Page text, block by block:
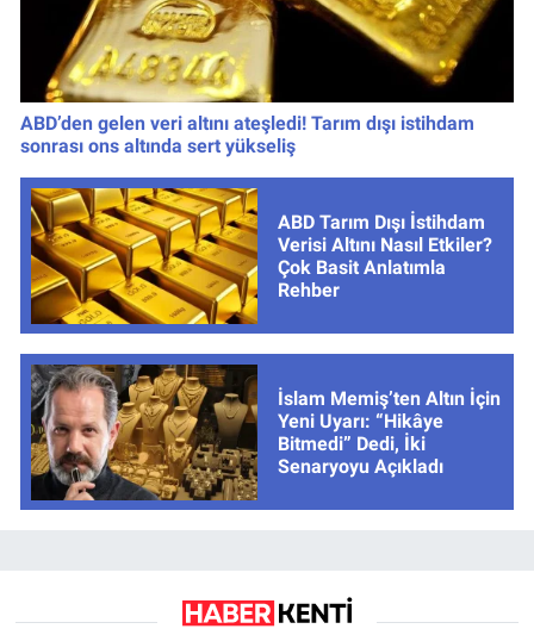
ABD’den gelen veri altını ateşledi! Tarım dışı istihdam
sonrası ons altında sert yükseliş
ABD Tarım Dışı İstihdam
Verisi Altını Nasıl Etkiler?
Çok Basit Anlatımla
Rehber
İslam Memiş’ten Altın İçin
Yeni Uyarı: “Hikâye
Bitmedi” Dedi, İki
Senaryoyu Açıkladı